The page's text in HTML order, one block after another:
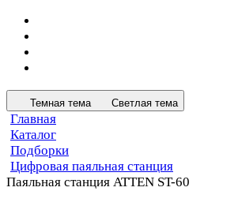
Темная тема Светлая тема
Главная
Каталог
Подборки
Цифровая паяльная станция
Паяльная станция ATTEN ST-60